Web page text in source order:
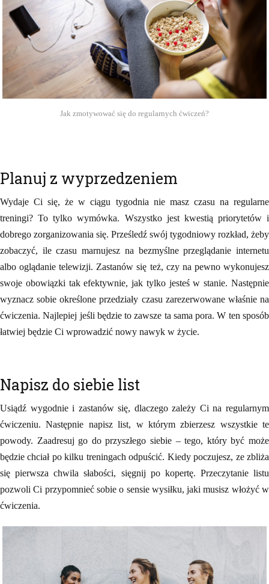
Jak zmotywować się do regularnych ćwiczeń?
Planuj z wyprzedzeniem
Wydaje Ci się, że w ciągu tygodnia nie masz czasu na regularne
treningi? To tylko wymówka. Wszystko jest kwestią priorytetów i
dobrego zorganizowania się. Prześledź swój tygodniowy rozkład, żeby
zobaczyć, ile czasu marnujesz na bezmyślne przeglądanie internetu
albo oglądanie telewizji. Zastanów się też, czy na pewno wykonujesz
swoje obowiązki tak efektywnie, jak tylko jesteś w stanie. Następnie
wyznacz sobie określone przedziały czasu zarezerwowane właśnie na
ćwiczenia. Najlepiej jeśli będzie to zawsze ta sama pora. W ten sposób
łatwiej będzie Ci wprowadzić nowy nawyk w życie.
Napisz do siebie list
Usiądź wygodnie i zastanów się, dlaczego zależy Ci na regularnym
ćwiczeniu. Następnie napisz list, w którym zbierzesz wszystkie te
powody. Zaadresuj go do przyszłego siebie – tego, który być może
będzie chciał po kilku treningach odpuścić. Kiedy poczujesz, ze zbliża
się pierwsza chwila słabości, sięgnij po kopertę. Przeczytanie listu
pozwoli Ci przypomnieć sobie o sensie wysiłku, jaki musisz włożyć w
ćwiczenia.